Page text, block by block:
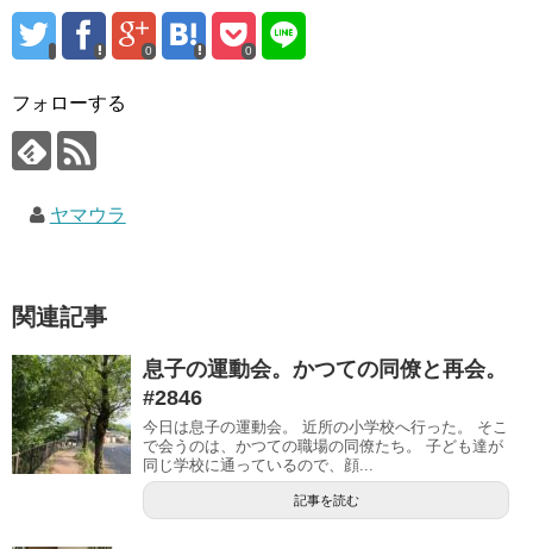
0 0
フォローする
ヤマウラ
関連記事
息子の運動会。かつての同僚と再会。
#2846
今日は息子の運動会。 近所の小学校へ行った。 そこ
で会うのは、かつての職場の同僚たち。 子ども達が
同じ学校に通っているので、顔...
記事を読む